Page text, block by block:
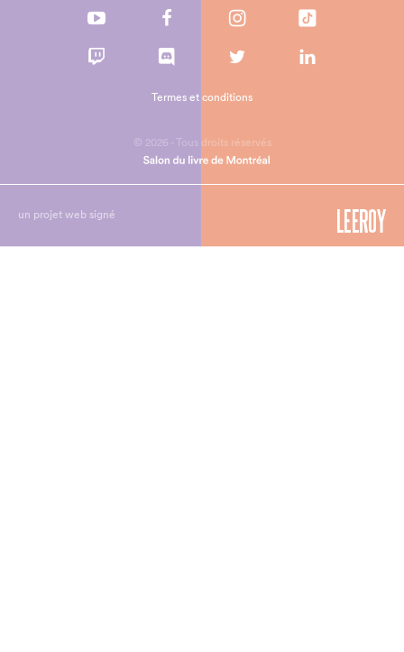
© 2026 - Tous droits réservés
Termes et conditions
un projet web signé